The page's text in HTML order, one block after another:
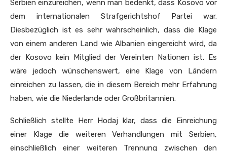
Serbien einzureichen, wenn man bedenkt, dass Kosovo vor
dem internationalen Strafgerichtshof Partei war.
Diesbezüglich ist es sehr wahrscheinlich, dass die Klage
von einem anderen Land wie Albanien eingereicht wird, da
der Kosovo kein Mitglied der Vereinten Nationen ist. Es
wäre jedoch wünschenswert, eine Klage von Ländern
einreichen zu lassen, die in diesem Bereich mehr Erfahrung
haben, wie die Niederlande oder Großbritannien.
Schließlich stellte Herr Hodaj klar, dass die Einreichung
einer Klage die weiteren Verhandlungen mit Serbien,
einschließlich einer weiteren Trennung zwischen den